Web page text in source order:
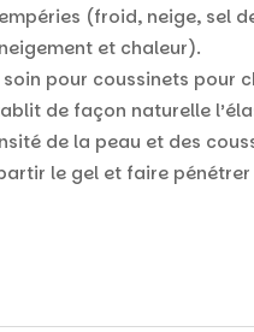
(froid, neige, sel
et chaleur).
soin pour coussinets pour
de façon naturelle
de la peau et des
le gel et faire